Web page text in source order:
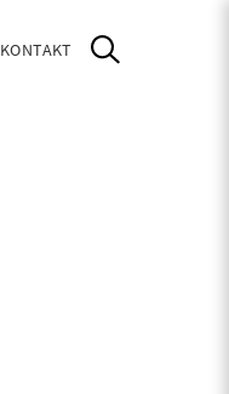
KONTAKT